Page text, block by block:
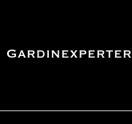
Gardinexperter